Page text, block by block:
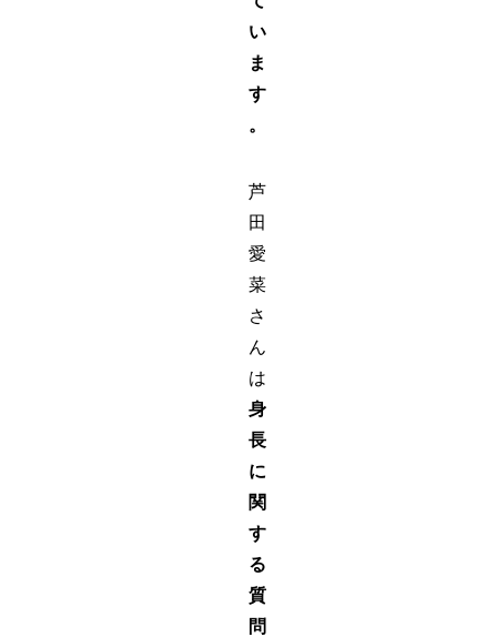
い
ま
す
。
芦
田
愛
菜
さ
ん
は
身
長
に
関
す
る
質
問